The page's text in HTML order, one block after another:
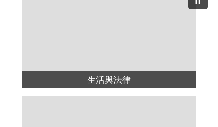
生活與法律